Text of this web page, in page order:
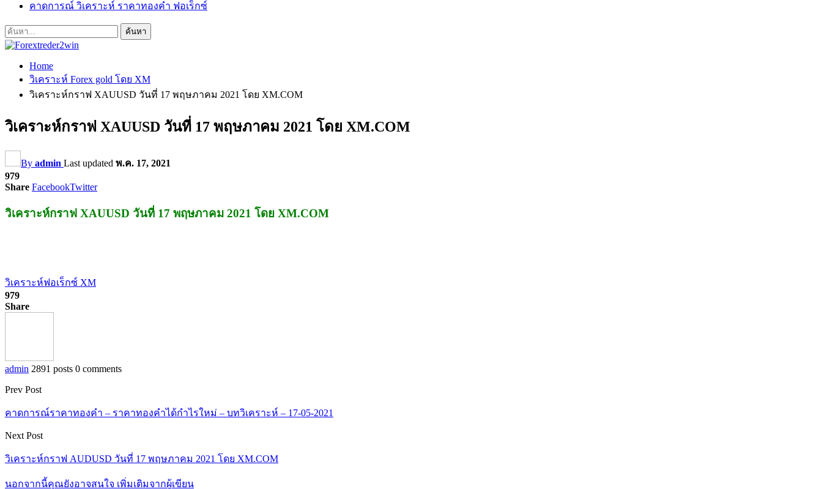
คาดการณ์ วิเคราะห์ ราคาทองคำ ฟอเร็กซ์
Home
วิเคราะห์ Forex gold โดย XM
วิเคราะห์กราฟ XAUUSD วันที่ 17 พฤษภาคม 2021 โดย XM.COM
วิเคราะห์กราฟ XAUUSD วันที่ 17 พฤษภาคม 2021 โดย XM.COM
By admin Last updated พ.ค. 17, 2021
979
Share FacebookTwitter
วิเคราะห์กราฟ XAUUSD วันที่ 17 พฤษภาคม 2021 โดย XM.COM
วิเคราะห์ฟอเร็กซ์ XM
979
Share
admin 2891 posts 0 comments
Prev Post
คาดการณ์ราคาทองคำ – ราคาทองคำได้กำไรใหม่ – บทวิเคราะห์ – 17-05-2021
Next Post
วิเคราะห์กราฟ AUDUSD วันที่ 17 พฤษภาคม 2021 โดย XM.COM
นอกจากนี้คุณยังอาจสนใจ เพิ่มเติมจากผู้เขียน